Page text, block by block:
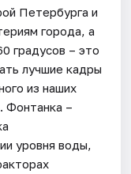
Петербурга и
города, а
градусов – это
лучшие кадры
из наших
Фонтанка –
уровня воды,